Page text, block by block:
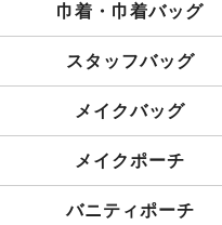
巾着・巾着バッグ
スタッフバッグ
メイクバッグ
メイクポーチ
バニティポーチ